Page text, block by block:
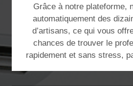
Grâce à notre plateforme,
automatiquement des
d’artisans, ce qui vous
chances de trouver le
rapidement et sans stress,